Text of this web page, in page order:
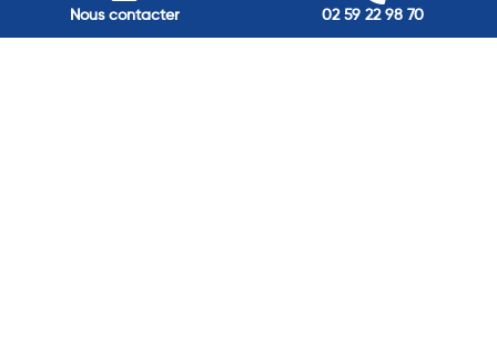
Nous contacter 02 59 22 98 70
Louviers